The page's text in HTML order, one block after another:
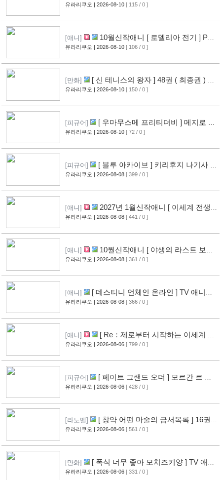
레이션 이벤트 공개
[2]
유라리쿠오 | 2026-08-10 [ 115 / 0 ]
[애니]
10월신작애니 [ 로멜리아 전기 ] PV
영상 공개
[3]
유라리쿠오 | 2026-08-10 [ 106 / 0 ]
[만화]
[ 신 테니스의 왕자 ] 48권 ( 최종권 ) 표
지 공개
[2]
유라리쿠오 | 2026-08-10 [ 150 / 0 ]
[피규어]
[ 우마무스메 프리티더비 ] 메지로 아
르당 신작 피규어 공개 [2]
유라리쿠오 | 2026-08-10 [ 72 / 0 ]
[피규어]
[ 블루 아카이브 ] 키리후지 나기사 신
작 피규어 공개 [12]
유라리쿠오 | 2026-08-08 [ 399 / 0 ]
[애니]
2027년 1월신작애니 [ 이세계 전생
소동기 ] PV 영상 공개 [9]
유라리쿠오 | 2026-08-08 [ 441 / 0 ]
[애니]
10월신작애니 [ 야생의 라스트 보스
가 나타났다! ] 2기 PV 영상 공개
유라리쿠오 | 2026-08-08 [ 361 / 0 ]
[애니]
[ 데스티니 언체인 온라인 ] TV 애니메
이션화 결정 [9]
유라리쿠오 | 2026-08-08 [ 366 / 0 ]
[애니]
[ Re：제로부터 시작하는 이세계 생
활 ] 4기 탈환편 PV 영상 공개
유라리쿠오 | 2026-08-06 [ 799 / 0 ]
[피규어]
[ 페이트 그랜드 오더 ] 모르간 르 페
이 신작 피규어 공개 [10]
유라리쿠오 | 2026-08-06 [ 428 / 0 ]
[라노벨]
[ 창약 어떤 마술의 금서목록 ] 16권
표지 공개
[13]
유라리쿠오 | 2026-08-06 [ 561 / 0 ]
[만화]
[ 폭식 너무 좋아 모치즈키양 ] TV 애니
메이션화 결정 [13]
유라리쿠오 | 2026-08-06 [ 331 / 0 ]